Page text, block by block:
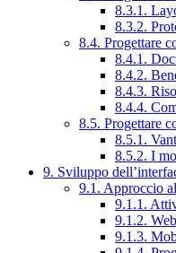
8.3.1.
8.3.2.
8.4. Progettare
8.4.1.
8.4.2.
8.4.3.
8.4.4.
8.5. Progettare
8.5.1.
8.5.2. I
9. Sviluppo
9.1. Approccio
9.1.1.
9.1.2.
9.1.3.